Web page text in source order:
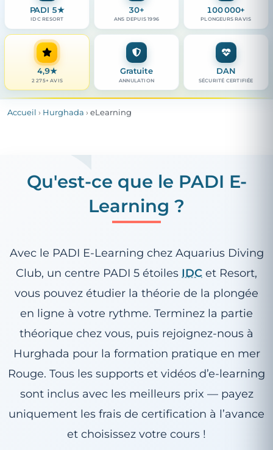
PADI 5★
IDC RESORT
30+
ANS DEPUIS 1996
100 000+
PLONGEURS RAVIS
4,9★
2 275+ AVIS
Gratuite
ANNULATION
DAN
SÉCURITÉ CERTIFIÉE
Accueil › Hurghada › eLearning
Qu'est-ce que le PADI E-
Learning ?
Avec le PADI E-Learning chez Aquarius Diving
Club, un centre PADI 5 étoiles IDC et Resort,
vous pouvez étudier la théorie de la plongée
en ligne à votre rythme. Terminez la partie
théorique chez vous, puis rejoignez-nous à
Hurghada pour la formation pratique en mer
Rouge. Tous les supports et vidéos d’e-learning
sont inclus avec les meilleurs prix — payez
uniquement les frais de certification à l’avance
et choisissez votre cours !